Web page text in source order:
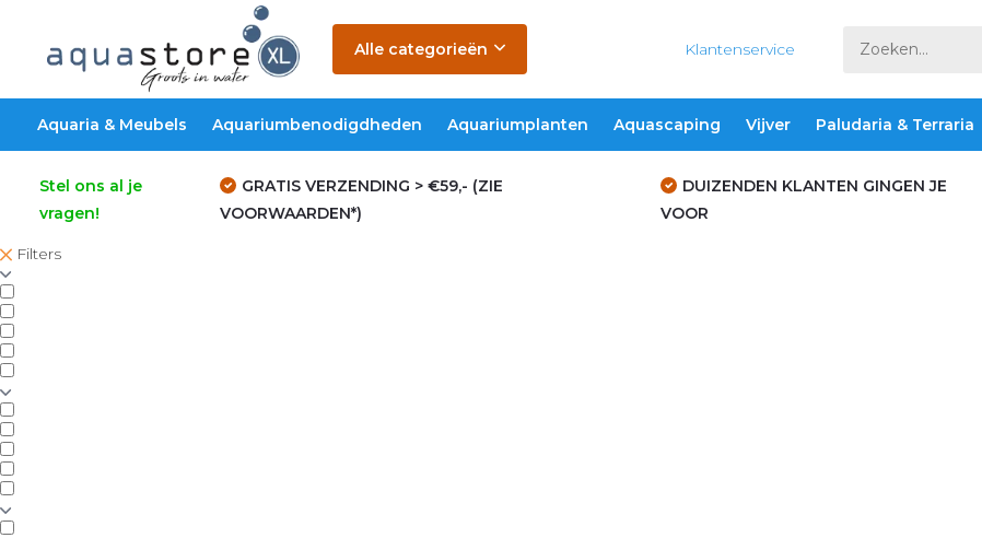
Alle categorieën Klantenservice
Aquaria & Meubels Aquariumbenodigdheden Aquariumplanten Aquascaping Vijver Paludaria & Terraria
Stel ons al je
vragen!
GRATIS VERZENDING > €59,- (ZIE
VOORWAARDEN*)
DUIZENDEN KLANTEN GINGEN JE
VOOR
Filters